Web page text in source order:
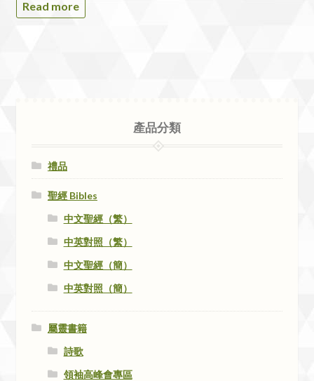
Read more
產品分類
禮品
聖經 Bibles
中文聖經（繁）
中英對照（繁）
中文聖經（簡）
中英對照（簡）
屬靈書籍
詩歌
領袖高峰會專區